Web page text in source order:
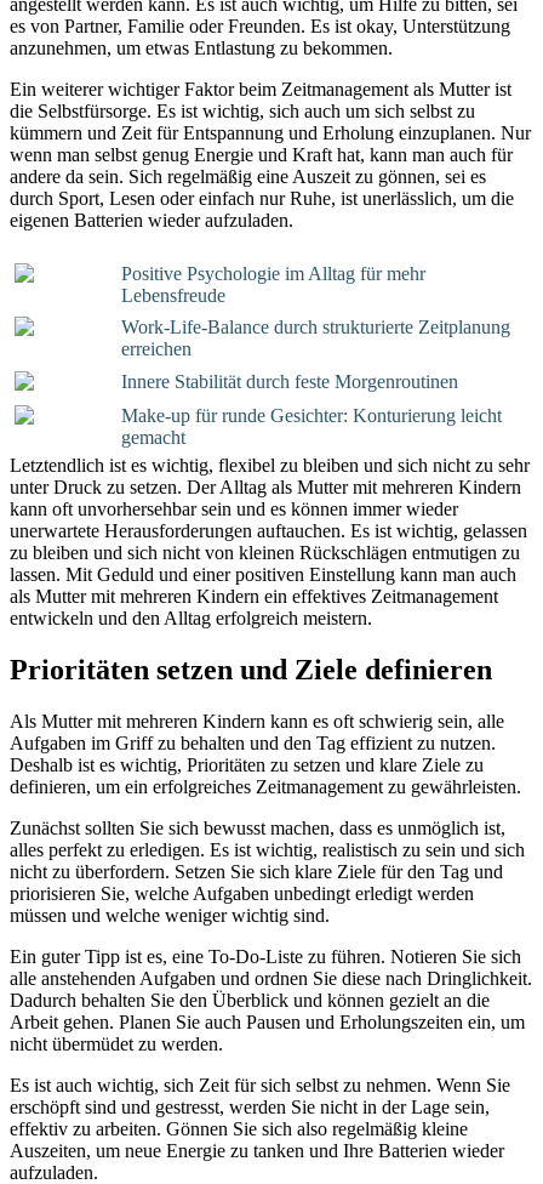
angestellt werden kann. Es ist auch wichtig, um Hilfe zu bitten, sei
es von Partner, Familie oder Freunden. Es ist okay, Unterstützung
anzunehmen, um etwas Entlastung zu bekommen.
Ein weiterer wichtiger Faktor beim Zeitmanagement als Mutter ist
die Selbstfürsorge. Es ist wichtig, sich auch um sich selbst zu
kümmern und Zeit für Entspannung und Erholung einzuplanen. Nur
wenn man selbst genug Energie und Kraft hat, kann man auch für
andere da sein. Sich regelmäßig eine Auszeit zu gönnen, sei es
durch Sport, Lesen oder einfach nur Ruhe, ist unerlässlich, um die
eigenen Batterien wieder aufzuladen.
Positive Psychologie im Alltag für mehr
Lebensfreude
Work-Life-Balance durch strukturierte Zeitplanung
erreichen
Innere Stabilität durch feste Morgenroutinen
Make-up für runde Gesichter: Konturierung leicht
gemacht
Letztendlich ist es wichtig, flexibel zu bleiben und sich nicht zu sehr
unter Druck zu setzen. Der Alltag als Mutter mit mehreren Kindern
kann oft unvorhersehbar sein und es können immer wieder
unerwartete Herausforderungen auftauchen. Es ist wichtig, gelassen
zu bleiben und sich nicht von kleinen Rückschlägen entmutigen zu
lassen. Mit Geduld und einer positiven Einstellung kann man auch
als Mutter mit mehreren Kindern ein effektives Zeitmanagement
entwickeln und den Alltag erfolgreich meistern.
Prioritäten setzen und Ziele definieren
Als Mutter mit mehreren Kindern kann es oft schwierig sein, alle
Aufgaben im Griff zu behalten und den Tag effizient zu nutzen.
Deshalb ist es wichtig, Prioritäten zu setzen und klare Ziele zu
definieren, um ein erfolgreiches Zeitmanagement zu gewährleisten.
Zunächst sollten Sie sich bewusst machen, dass es unmöglich ist,
alles perfekt zu erledigen. Es ist wichtig, realistisch zu sein und sich
nicht zu überfordern. Setzen Sie sich klare Ziele für den Tag und
priorisieren Sie, welche Aufgaben unbedingt erledigt werden
müssen und welche weniger wichtig sind.
Ein guter Tipp ist es, eine To-Do-Liste zu führen. Notieren Sie sich
alle anstehenden Aufgaben und ordnen Sie diese nach Dringlichkeit.
Dadurch behalten Sie den Überblick und können gezielt an die
Arbeit gehen. Planen Sie auch Pausen und Erholungszeiten ein, um
nicht übermüdet zu werden.
Es ist auch wichtig, sich Zeit für sich selbst zu nehmen. Wenn Sie
erschöpft sind und gestresst, werden Sie nicht in der Lage sein,
effektiv zu arbeiten. Gönnen Sie sich also regelmäßig kleine
Auszeiten, um neue Energie zu tanken und Ihre Batterien wieder
aufzuladen.